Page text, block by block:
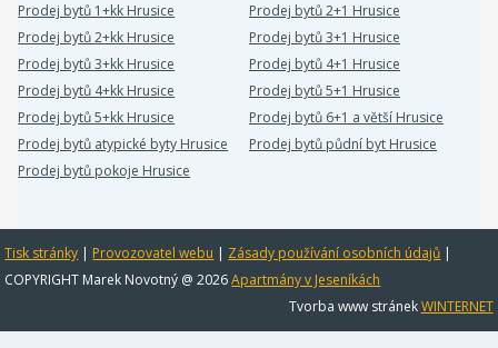
Prodej bytů 1+kk Hrusice
Prodej bytů 2+1 Hrusice
Prodej bytů 2+kk Hrusice
Prodej bytů 3+1 Hrusice
Prodej bytů 3+kk Hrusice
Prodej bytů 4+1 Hrusice
Prodej bytů 4+kk Hrusice
Prodej bytů 5+1 Hrusice
Prodej bytů 5+kk Hrusice
Prodej bytů 6+1 a větší Hrusice
Prodej bytů atypické byty Hrusice
Prodej bytů půdní byt Hrusice
Prodej bytů pokoje Hrusice
Tisk stránky | Provozovatel webu | Zásady používání osobních údajů |
COPYRIGHT Marek Novotný @ 2026Apartmány v Jeseníkách
Tvorba www stránekWINTERNET